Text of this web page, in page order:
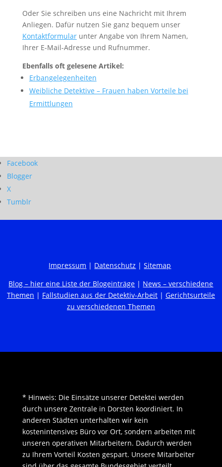
Oder Sie schreiben uns eine Nachricht mit Ihrem
Anliegen. Dafür nutzen Sie ganz bequem unser
Kontaktformularunter Angabe von Ihrem Namen,
Ihrer E-Mail-Adresse und Rufnummer.
Ebenfalls oft gelesene Artikel:
Erbangelegenheiten
Weibliche Detektive – Frauen haben Vorteile bei
Ermittlungen
Facebook
Blogger
X
Tumblr
Impressum | Datenschutz |Sitemap
Blog – hier eine Liste der Blogeinträge | News – verschiedene
Themen | Fallstudien aus der Detektiv-Arbeit| Gerichtsurteile
zu verschiedenen Themen
* Hinweis: Die Einsätze unserer Detektei werden
durch unsere Zentrale in Dorsten koordiniert. In
anderen Städten unterhalten wir kein
kostenintensives Büro vor Ort, sondern arbeiten mit
unseren operativen Mitarbeitern. Dadurch werden
zu Ihrem Vorteil Kosten gespart. Unsere Mitarbeiter